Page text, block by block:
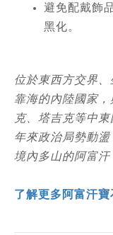
避免配戴飾
黑化。
位於東西方交界
靠海的內陸國家
克、塔吉克等中
年來政治局勢動
境內多山的阿富
了解更多阿富汗寶